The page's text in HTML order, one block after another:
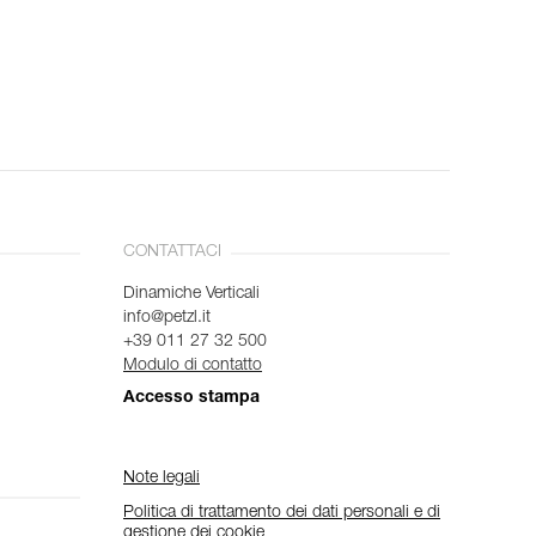
CONTATTACI
Dinamiche Verticali
info@petzl.it
+39 011 27 32 500
Modulo di contatto
Accesso stampa
Note legali
Politica di trattamento dei dati personali e di